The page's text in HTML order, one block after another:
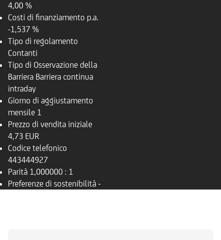
4,00 %
Costi di finanziamento p.a.
-1,537 %
Tipo di regolamento
Contanti
Tipo di Osservazione della
Barriera Barriera continua
intraday
Giorno di aggiustamento
mensile 1
Prezzo di vendita iniziale
4,73 EUR
Codice telefonico
443444927
Parità 1,000000 : 1
Preferenze di sostenibilità -